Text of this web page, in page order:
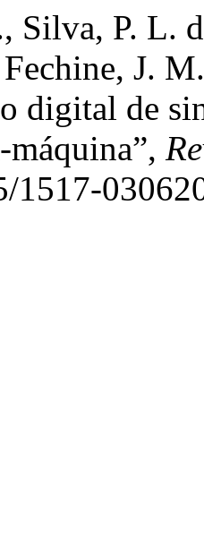
Silva, P. L.
J.
digital de
1517-